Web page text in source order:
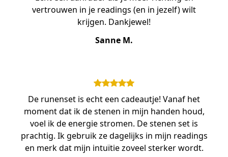
vertrouwen in je readings (en in jezelf) wilt
krijgen. Dankjewel!
Sanne M.
De runenset is echt een cadeautje! Vanaf het
moment dat ik de stenen in mijn handen houd,
voel ik de energie stromen. De stenen set is
prachtig. Ik gebruik ze dagelijks in mijn readings
en merk dat mijn intuïtie zoveel sterker wordt.